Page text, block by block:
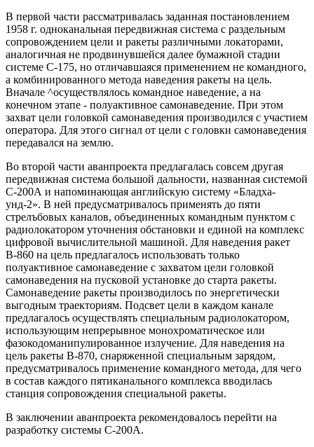
В первой части рассматривалась заданная постановлением
1958 г. одноканальная передвижная система с раздельным
сопровождением цели и ракеты различными локаторами,
аналогичная не продвинувшейся далее бумажной стадии
системе С-175, но отличавшаяся применением не командного,
а комбинированного метода наведения ракеты на цель.
Вначале ^осуществлялось командное наведение, а на
конечном этапе - полуактивное самонаведение. При этом
захват цели головкой самонаведения производился с участием
оператора. Для этого сигнал от цели с головки самонаведения
передавался на землю.
Во второй части аванпроекта предлагалась совсем другая
передвижная система большой дальности, названная системой
С-200А и напоминающая английскую систему «Бладха-
унд-2». В ней предусматривалось применять до пяти
стрелъбовых каналов, объединенных командным пунктом с
радиолокатором уточнения обстановки и единой на комплекс
цифровой вычислительной машиной. Для наведения ракет
В-860 на цель предлагалось использовать только
полуактивное самонаведение с захватом цели головкой
самонаведения на пусковой установке до старта ракеты.
Самонаведение ракеты производилось по энергетически
выгодным траекториям. Подсвет цели в каждом канале
предлагалось осуществлять специальным радиолокатором,
использующим непрерывное монохроматическое или
фазокодоманипулированное излучение. Для наведения на
цель ракеты В-870, снаряженной специальным зарядом,
предусматривалось применение командного метода, для чего
в состав каждого пятиканального комплекса вводилась
станция сопровождения специальной ракеты.
В заключении аванпроекта рекомендовалось перейти на
разработку системы С-200А.